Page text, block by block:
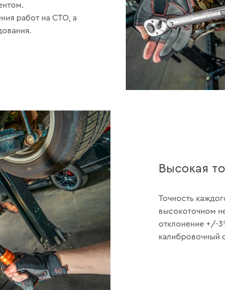
работ на СТО, а
Высокая
Точность
высокоточном
отклонение +/-
калибровочный